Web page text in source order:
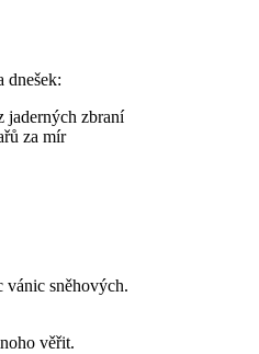
dnešek:
jaderných zbraní
za mír
vánic sněhových.
věřit.